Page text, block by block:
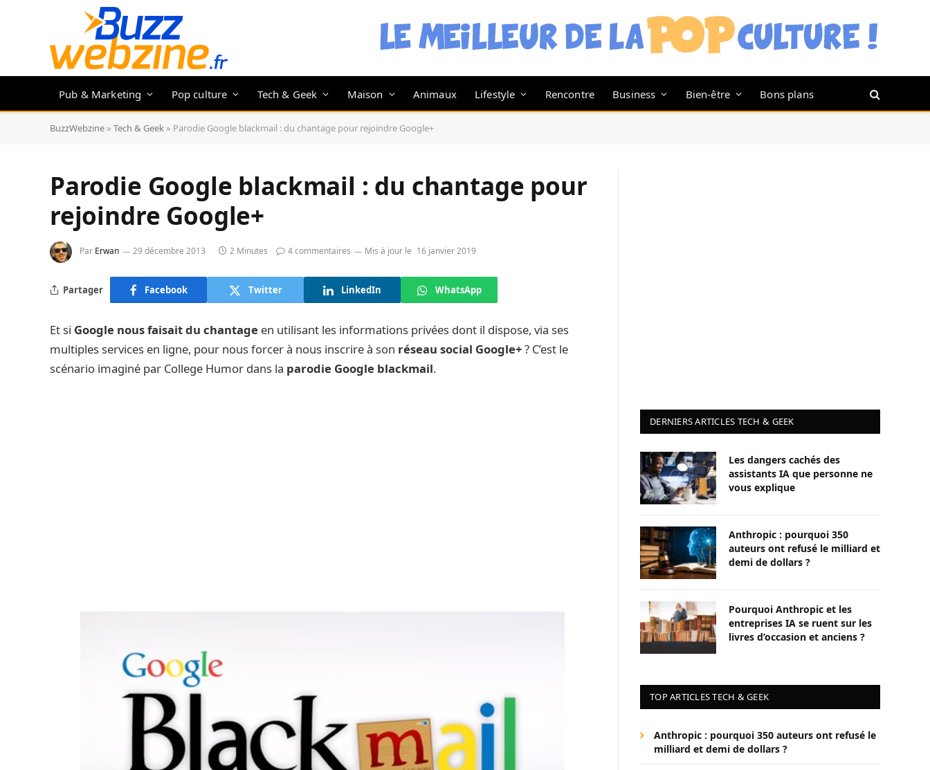
Pub & Marketing Pop culture Tech & Geek Maison Animaux Lifestyle Rencontre Business Bien-être Bons plans
BuzzWebzine » Tech & Geek » Parodie Google blackmail : du chantage pour rejoindre Google+
Parodie Google blackmail : du chantage pour
rejoindre Google+
Par Erwan 29 décembre 2013 2 Minutes 4 commentaires Mis à jour le 16 janvier 2019
Partager Facebook Twitter LinkedIn WhatsApp
Et si Google nous faisait du chantage en utilisant les informations privées dont il dispose, via ses
multiples services en ligne, pour nous forcer à nous inscrire à son réseau social Google+? C’est le
scénario imaginé par College Humor dans la parodie Google blackmail.
DERNIERS ARTICLES TECH & GEEK
Les dangers cachés des
assistants IA que personne ne
vous explique
Anthropic : pourquoi 350
auteurs ont refusé le milliard et
demi de dollars ?
Pourquoi Anthropic et les
entreprises IA se ruent sur les
livres d’occasion et anciens ?
TOP ARTICLES TECH & GEEK
Anthropic : pourquoi 350 auteurs ont refusé le
milliard et demi de dollars ?